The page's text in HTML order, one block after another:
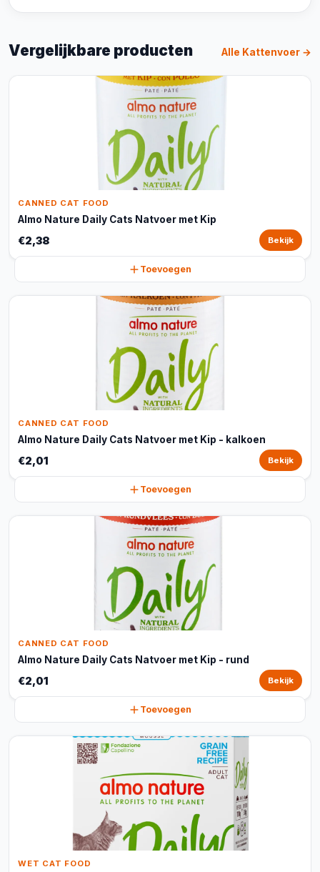
Vergelijkbare producten Alle Kattenvoer →
CANNED CAT FOOD
Almo Nature Daily Cats Natvoer met Kip
€2,38 Bekijk
Toevoegen
CANNED CAT FOOD
Almo Nature Daily Cats Natvoer met Kip - kalkoen
€2,01 Bekijk
Toevoegen
CANNED CAT FOOD
Almo Nature Daily Cats Natvoer met Kip - rund
€2,01 Bekijk
Toevoegen
WET CAT FOOD